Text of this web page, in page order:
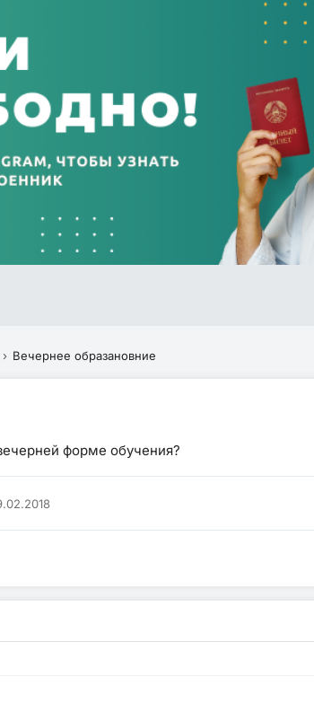
Вечернее образановние
форме обучения?